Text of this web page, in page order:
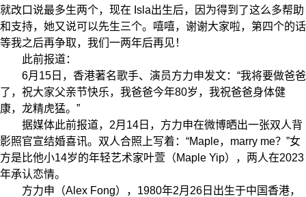
就改口说最多生两个，现在 Isla出生后，因为得到了这么多帮助
和支持，她又说可以先生三个。嘻嘻，谢谢大家啦，第四个的话
等我之后再争取，我们一两年后再见！
此前报道：
6月15日，香港著名歌手、演员方力申发文：“我将要做爸爸
了，祝大家父亲节快乐，我爸爸今年80岁，我祝爸爸身体健
康，龙精虎猛。”
据媒体此前报道，2月14日，方力申在微博晒出一张双人背
影照官宣结婚喜讯。双人合照上写着：“Maple，marry me？”女
方是比他小14岁的年轻艺术家叶萱（Maple Yip），两人在2023
年承认恋情。
方力申（Alex Fong），1980年2月26日出生于中国香港，